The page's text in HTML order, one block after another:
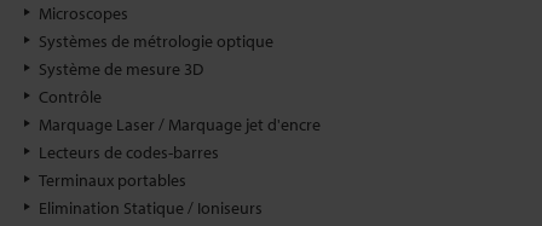
Microscopes
Systèmes de métrologie optique
Système de mesure 3D
Contrôle
Marquage Laser / Marquage jet d'encre
Lecteurs de codes-barres
Terminaux portables
Elimination Statique / Ioniseurs